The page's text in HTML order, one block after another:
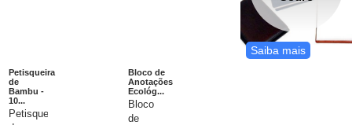
Petisqueira
de
Bambu -
10...
Petisqueira
Bloco de
Anotações
Ecológ...
Bloco
de
Saiba mais